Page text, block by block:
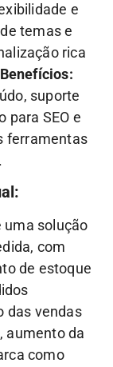
e
temas e
rica
Benefícios:
suporte
para SEO e
ferramentas
uma solução
com
de estoque
das vendas
aumento da
como